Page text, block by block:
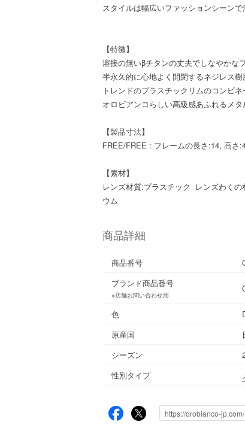
スタイルは幅広いファッションシーンで
【特徴】
溶接の無いβチタンの丈夫でしなやかな
半永久的に心地よく開閉するネジレス樹
トレンドのプラスチックリムのコンビ
オロビアンコらしい高級感あふれるメ
【製品寸法】
FREE/FREE : フレームの長さ:14, 高さ
【素材】
レンズ材質:プラスチック レンズわく
ウム
商品詳細
商品番号
ブランド商品番号
※店舗お問い合わせ用
色
原産国
シーズン
性別タイプ